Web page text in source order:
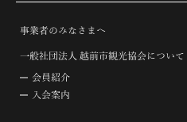
事業者のみなさまへ
一般社団法人 越前市観光協会について
会員紹介
入会案内